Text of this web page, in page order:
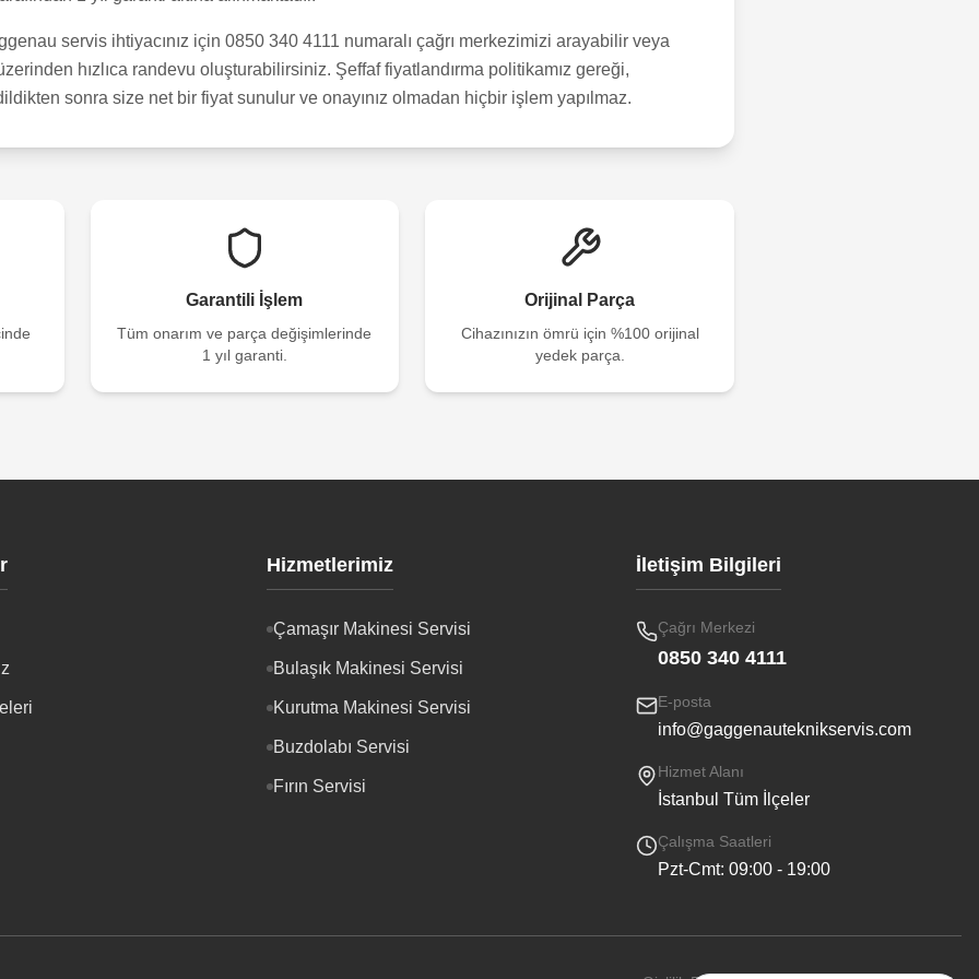
servis ihtiyacınız için 0850 340 4111 numaralı çağrı merkezimizi arayabilir veya
hızlıca randevu oluşturabilirsiniz. Şeffaf fiyatlandırma politikamız gereği,
sonra size net bir fiyat sunulur ve onayınız olmadan hiçbir işlem yapılmaz.
Garantili İşlem
Tüm onarım ve parça değişimlerinde
1 yıl garanti.
Orijinal Parça
Cihazınızın ömrü için %100 orijinal
yedek parça.
Hizmetlerimiz
Çamaşır Makinesi Servisi
Bulaşık Makinesi Servisi
Kurutma Makinesi Servisi
Buzdolabı Servisi
Fırın Servisi
İletişim Bilgileri
Çağrı Merkezi
0850 340 4111
E-posta
info@gaggenauteknikservis.com
Hizmet Alanı
İstanbul Tüm İlçeler
Çalışma Saatleri
Pzt-Cmt: 09:00 - 19:00